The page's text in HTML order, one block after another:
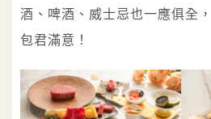
酒、啤酒、威士忌也一應俱全
包君滿意！